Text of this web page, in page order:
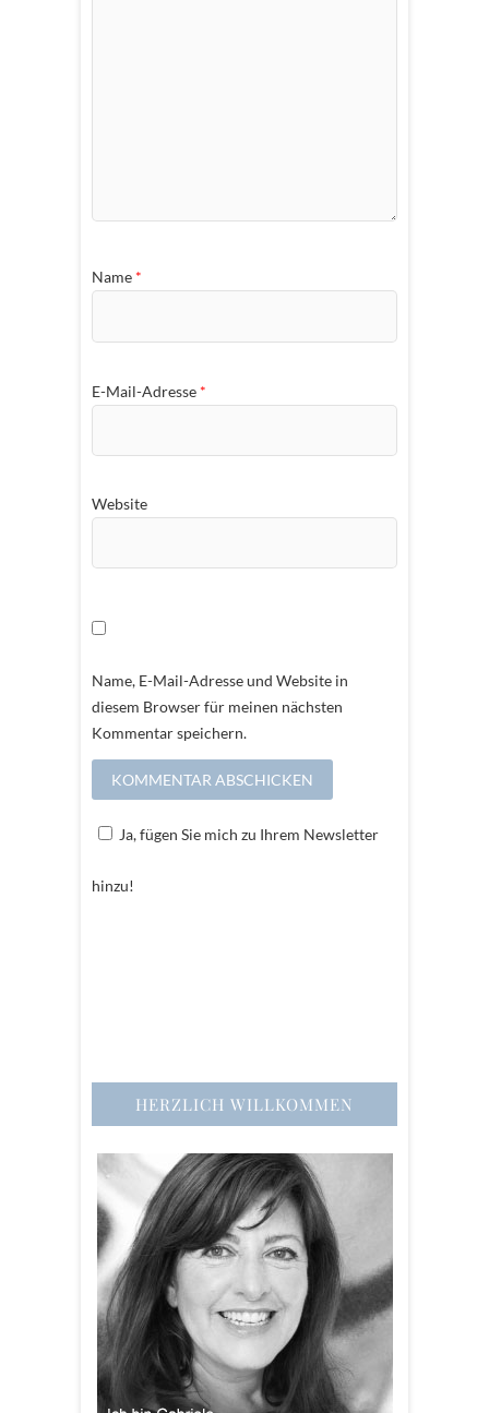
Name *
E-Mail-Adresse *
Website
Name, E-Mail-Adresse und Website in
diesem Browser für meinen nächsten
Kommentar speichern.
Ja, fügen Sie mich zu Ihrem Newsletter
hinzu!
HERZLICH WILLKOMMEN